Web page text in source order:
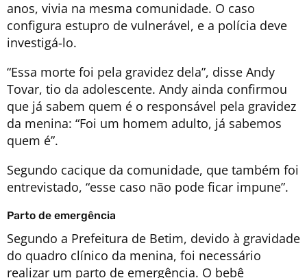
anos, vivia na mesma comunidade. O caso
configura estupro de vulnerável, e a polícia deve
investigá-lo.
“Essa morte foi pela gravidez dela”, disse Andy
Tovar, tio da adolescente. Andy ainda confirmou
que já sabem quem é o responsável pela gravidez
da menina: “Foi um homem adulto, já sabemos
quem é”.
Segundo cacique da comunidade, que também foi
entrevistado, “esse caso não pode ficar impune”.
Parto de emergência
Segundo a Prefeitura de Betim, devido à gravidade
do quadro clínico da menina, foi necessário
realizar um parto de emergência. O bebê